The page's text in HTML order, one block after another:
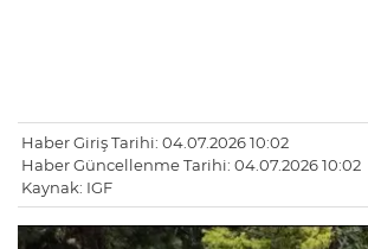
Haber Giriş Tarihi: 04.07.2026 10:02
Haber Güncellenme Tarihi: 04.07.2026 10:02
Kaynak: IGF